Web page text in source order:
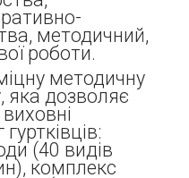
методичний,
роботи.
методичну
яка дозволяє
(40 видів
комплекс